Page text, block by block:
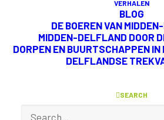
VERHALEN
BLOG
DE BOEREN VAN
MIDDEN-DELFLAND DOOR
DORPEN EN BUURTSCHAPPEN
DELFLANDSE
SEARCH
vakmanschap en de passie
uit Midden-Delfland. Dus
ontmoet de makers!